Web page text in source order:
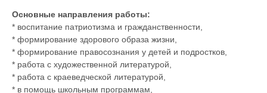
Основные направления работы:
* воспитание патриотизма и гражданственности,
* формирование здорового образа жизни,
* формирование правосознания у детей и подростков,
* работа с художественной литературой,
* работа с краеведческой литературой,
* в помощь школьным программам,